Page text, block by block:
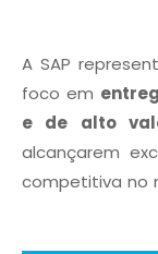
A SAP
foco em
e de alto
alcançarem
competitiva no